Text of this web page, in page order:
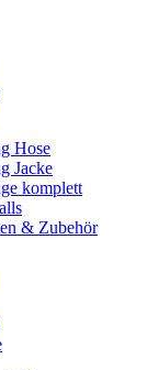
Hose
Jacke
komplett
& Zubehör